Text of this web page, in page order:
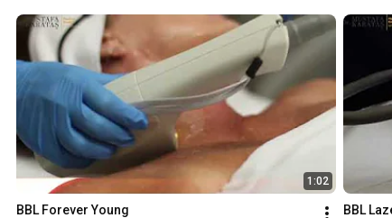
atımlı ışık tedavisi olarak da ön plana çıkıyor. Cilt altının nazikçe
lekelerinin, güneş lekelerinin, çatlamış damarların kısa sürede yok
konforlu, hızlı ve tedavi sunuyor. İyileşme süreci gerektirmiyor ve
sadece bir hafta içinde görülmeye başlıyor.
1:02
BBL Forever Young BBL